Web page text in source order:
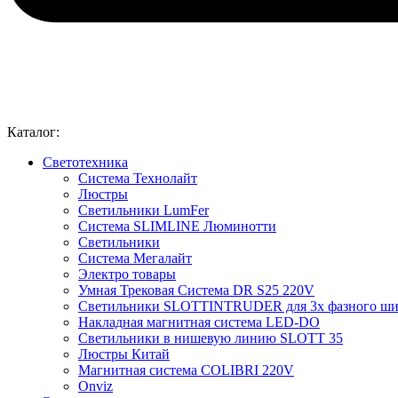
Каталог:
Светотехника
Система Технолайт
Люстры
Светильники LumFer
Система SLIMLINE Люминотти
Светильники
Система Мегалайт
Электро товары
Умная Трековая Система DR S25 220V
Светильники SLOTTINTRUDER для 3х фазного
Накладная магнитная система LED-DO
Светильники в нишевую линию SLOTT 35
Люстры Китай
Магнитная система COLIBRI 220V
Onviz